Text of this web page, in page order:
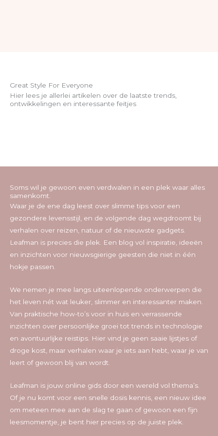
Great Style For Everyone
Hier lees je allerlei artikelen over de laatste trends,
ontwikkelingen en interessante feitjes
Soms wil je gewoon even verdwalen in een plek waar alles
samenkomt.
Waar je de ene dag leest over slimme tips voor een
gezondere levensstijl, en de volgende dag wegdroomt bij
verhalen over reizen, natuur of de nieuwste gadgets.
Leafman is precies die plek. Een blog vol inspiratie, ideeën
en inzichten voor nieuwsgierige geesten die niet in één
hokje passen.
We nemen je mee langs uiteenlopende onderwerpen die
het leven nét wat leuker, slimmer en interessanter maken.
Van praktische how-to’s voor in huis en verrassende
inzichten over persoonlijke groei tot trends in technologie
en avontuurlijke reistips. Hier vind je geen saaie lijstjes of
droge kost, maar verhalen waar je iets aan hebt, waar je van
leert of gewoon blij van wordt.
Leafman is jouw online gids door een wereld vol thema’s.
Of je nu komt voor een snelle dosis kennis, een nieuw idee
om meteen mee aan de slag te gaan of gewoon een fijn
leesmomentje, je bent hier precies op de juiste plek.